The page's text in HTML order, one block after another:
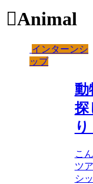
Animal
インターンシ
ップ
動
探
こ
ツ
シ